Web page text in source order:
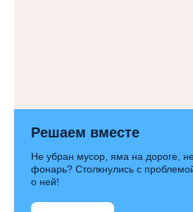
Решаем вместе
Не убран мусор, яма на дороге,
фонарь? Столкнулись с
о ней!